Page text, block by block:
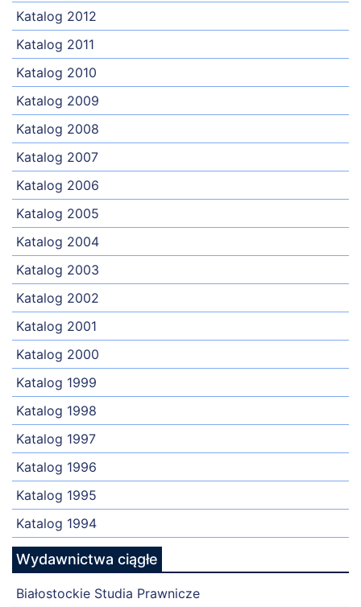
Katalog 2012
Katalog 2011
Katalog 2010
Katalog 2009
Katalog 2008
Katalog 2007
Katalog 2006
Katalog 2005
Katalog 2004
Katalog 2003
Katalog 2002
Katalog 2001
Katalog 2000
Katalog 1999
Katalog 1998
Katalog 1997
Katalog 1996
Katalog 1995
Katalog 1994
Wydawnictwa ciągłe
Białostockie Studia Prawnicze